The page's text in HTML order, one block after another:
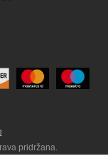
pridržana.